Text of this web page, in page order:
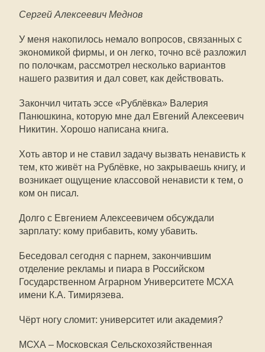
Сергей Алексеевич Меднов
У меня накопилось немало вопросов, связанных с
экономикой фирмы, и он легко, точно всё разложил
по полочкам, рассмотрел несколько вариантов
нашего развития и дал совет, как действовать.
Закончил читать эссе «Рублёвка» Валерия
Панюшкина, которую мне дал Евгений Алексеевич
Никитин. Хорошо написана книга.
Хоть автор и не ставил задачу вызвать ненависть к
тем, кто живёт на Рублёвке, но закрываешь книгу, и
возникает ощущение классовой ненависти к тем, о
ком он писал.
Долго с Евгением Алексеевичем обсуждали
зарплату: кому прибавить, кому убавить.
Беседовал сегодня с парнем, закончившим
отделение рекламы и пиара в Российском
Государственном Аграрном Университете МСХА
имени К.А. Тимирязева.
Чёрт ногу сломит: университет или академия?
МСХА – Московская Сельскохозяйственная